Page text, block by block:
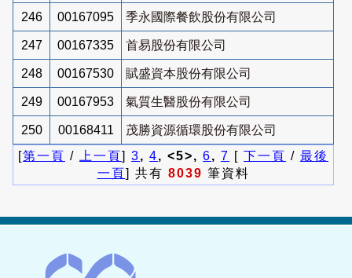
246 00167095 季永國際餐飲股份有限公司
247 00167335 首易股份有限公司
248 00167530 賦盛資本股份有限公司
249 00167953 氣質生醫股份有限公司
250 00168411
茂勝資源循環股份有限公司
[第一頁 / 上一頁] 3, 4, <5>, 6, 7 [ 下一頁 / 最後
一頁] 共有 8039 筆資料